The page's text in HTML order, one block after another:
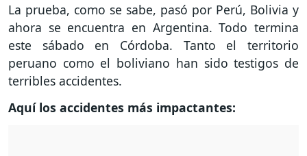
La prueba, como se sabe, pasó por Perú, Bolivia y
ahora se encuentra en Argentina. Todo termina
este sábado en Córdoba. Tanto el territorio
peruano como el boliviano han sido testigos de
terribles accidentes.
Aquí los accidentes más impactantes: